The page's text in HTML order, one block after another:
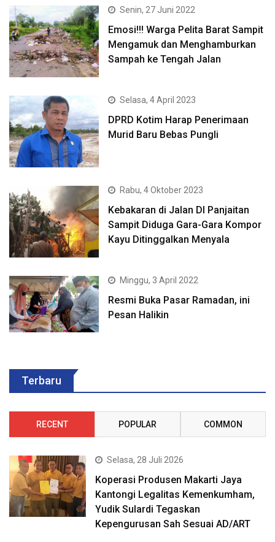
Senin, 27 Juni 2022
Emosi!!! Warga Pelita Barat Sampit
Mengamuk dan Menghamburkan
Sampah ke Tengah Jalan
Selasa, 4 April 2023
DPRD Kotim Harap Penerimaan
Murid Baru Bebas Pungli
Rabu, 4 Oktober 2023
Kebakaran di Jalan DI Panjaitan
Sampit Diduga Gara-Gara Kompor
Kayu Ditinggalkan Menyala
Minggu, 3 April 2022
Resmi Buka Pasar Ramadan, ini
Pesan Halikin
Terbaru
RECENT POPULAR COMMON
Selasa, 28 Juli 2026
Koperasi Produsen Makarti Jaya
Kantongi Legalitas Kemenkumham,
Yudik Sulardi Tegaskan
Kepengurusan Sah Sesuai AD/ART